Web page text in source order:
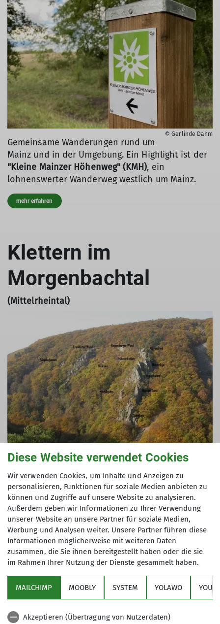
© Gerlinde Dahm
Gemeinsame Wanderungen rund um
Mainz und in der Umgebung. Ein Highlight ist der
"Kleine Mainzer Höhenweg" (KMH), ein
lohnenswerter Wanderweg westlich um Mainz.
mehr erfahren
Klettern im
Morgenbachtal
(Mittelrheintal)
© DAV Sektion Mainz
Klettern am Fels kann man nicht
nur in den Alpen, sondern auch oberhalb des
Morgenbachtals am Rhein.
mehr erfahren
Klettern in der
Kletterhalle
Diese Website verwendet Cookies
Wir verwenden Cookies, um Inhalte und Anzeigen zu
personalisieren, Funktionen für soziale Medien anbieten zu
können und Zugriffe auf unsere Website zu analysieren.
Außerdem geben wir Informationen zu Ihrer Verwendung
unserer Website an unsere Partner für soziale Medien,
Werbung und Analysen weiter. Unsere Partner führen diese
Informationen möglicherweise mit weiteren Daten
zusammen, die Sie ihnen bereitgestellt haben oder die sie
im Rahmen Ihrer Nutzung der Dienste gesammelt haben.
MAILCHIMP MOOBLY SYSTEM YOLAWO
Akzeptieren (Übertragung von Nutzerdaten)